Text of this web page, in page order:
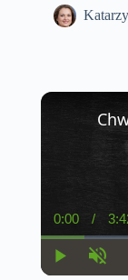
C
u
r
0:00 /
u